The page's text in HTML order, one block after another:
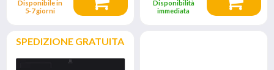
Disponibile in
5‑7 giorni
Disponibilità
immediata
SPEDIZIONE GRATUITA